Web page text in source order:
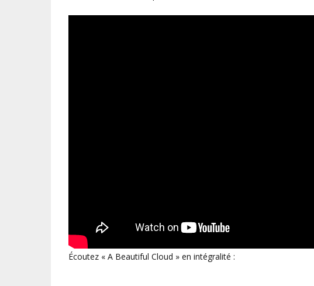
Écoutez « A Beautiful Cloud » en intégralité :